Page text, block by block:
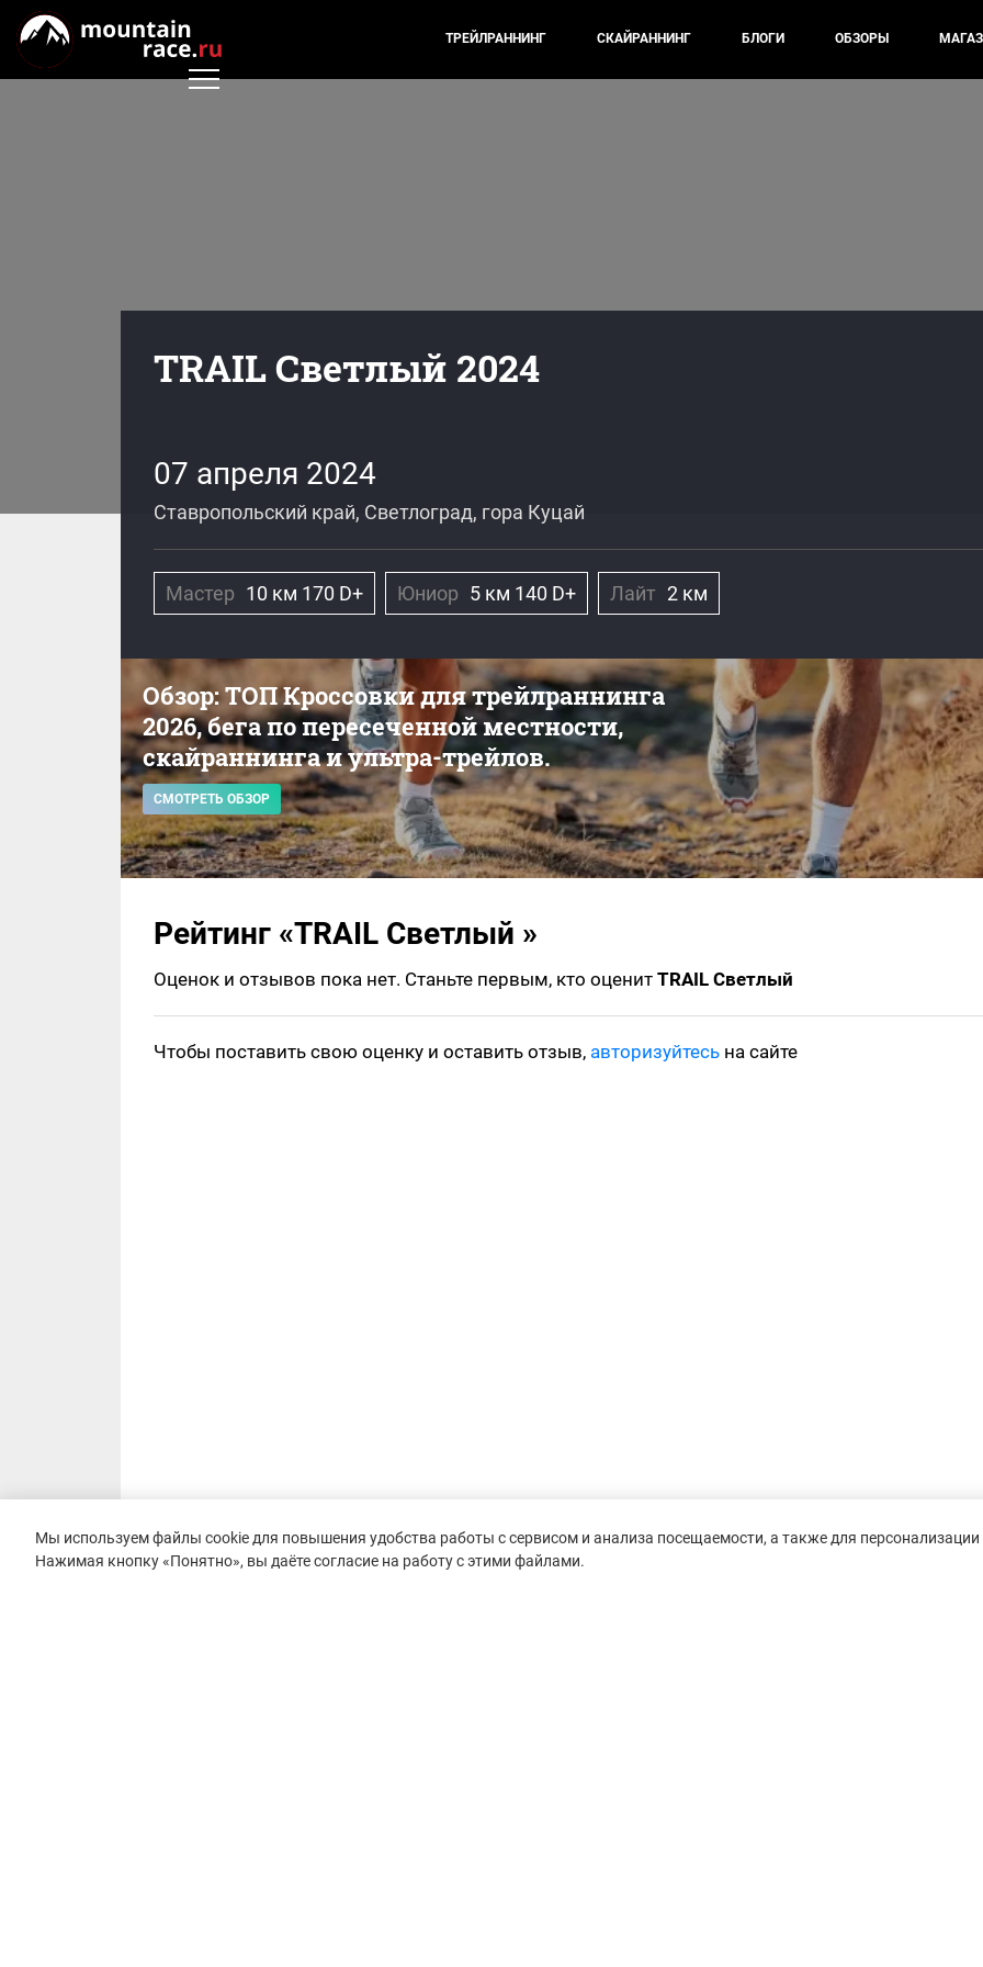
ТРЕЙЛРАННИНГ СКАЙРАННИНГ БЛОГИ ОБЗОРЫ
TRAIL Светлый 2024
07 апреля 2024
Ставропольский край, Светлоград, гора Куцай
Мастер 10 км 170 D+ Юниор 5 км 140 D+ Лайт 2 км
Обзор: ТОП Кроссовки для трейлраннинга
2026, бега по пересеченной местности,
скайраннинга и ультра-трейлов.
СМОТРЕТЬ ОБЗОР
Рейтинг «TRAIL Светлый »
Оценок и отзывов пока нет. Станьте первым, кто оценит TRAIL Светлый
Чтобы поставить свою оценку и оставить отзыв, авторизуйтесь на сайте
Мы используем файлы cookie для повышения удобства работы с сервисом и анализа посещаемости, а также для персонализации
Нажимая кнопку «Понятно», вы даёте согласие на работу с этими файлами.